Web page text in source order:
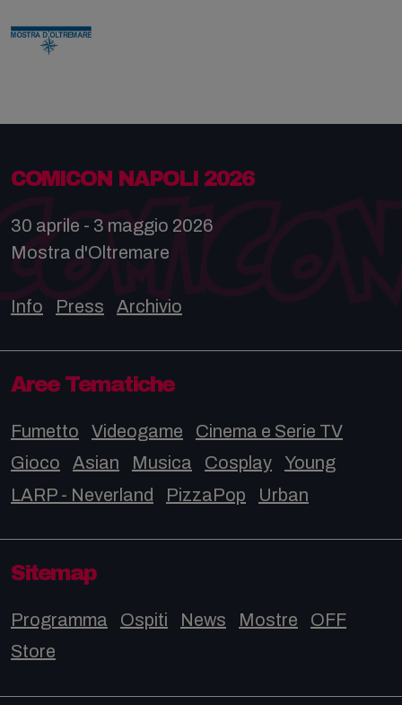
COMICON NAPOLI 2026
30 aprile - 3 maggio 2026
Mostra d'Oltremare
Info Press Archivio
Aree Tematiche
Fumetto Videogame
Cinema e Serie TV
Gioco
Asian Musica Cosplay
Young
LARP - Neverland
PizzaPop Urban
Sitemap
Programma Ospiti News Mostre
OFF
Store